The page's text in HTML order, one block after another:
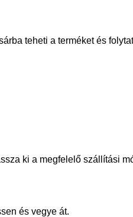
teheti a terméket és
ki a megfelelő szállítási
és vegye át.